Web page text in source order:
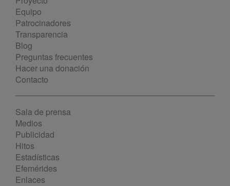
Equipo
Patrocinadores
Transparencia
Blog
Preguntas frecuentes
Hacer una donación
Contacto
Sala de prensa
Medios
Publicidad
Hitos
Estadísticas
Efemérides
Enlaces